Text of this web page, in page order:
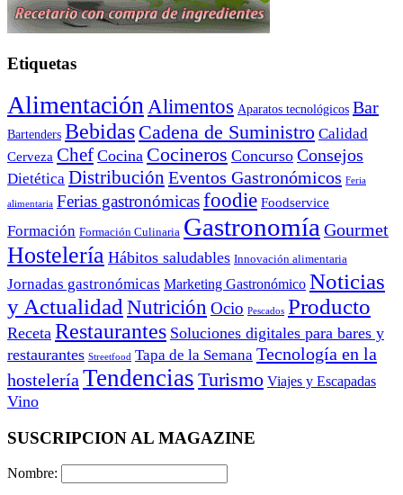
Etiquetas
Alimentación Alimentos Aparatos tecnológicos Bar
Bartenders Bebidas Cadena de Suministro Calidad
Cerveza Chef Cocina Cocineros Concurso Consejos
Dietética Distribución Eventos Gastronómicos Feria
alimentaria Ferias gastronómicasfoodie Foodservice
Formación Formación Culinaria Gastronomía Gourmet
Hostelería Hábitos saludables Innovación alimentaria
Jornadas gastronómicas Marketing Gastronómico Noticias
y Actualidad Nutrición Ocio Pescados Producto
Receta Restaurantes Soluciones digitales para bares y
restaurantes Streetfood Tapa de la Semana Tecnología en la
hostelería Tendencias Turismo Viajes y Escapadas
Vino
SUSCRIPCION AL MAGAZINE
Nombre: